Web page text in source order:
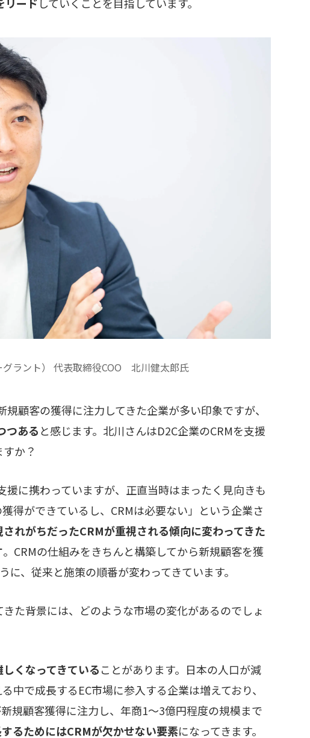
ラント） 代表取締役COO 北川健太郎氏
顧客の獲得に注力してきた企業が多い印象ですが、
つあると感じます。北川さんはD2C企業のCRMを支援
か？
援に携わっていますが、正直当時はまったく見向きも
得ができているし、CRMは必要ない」という企業さ
されがちだったCRMが重視される傾向に変わってきた
。CRMの仕組みをきちんと構築してから新規顧客を獲
、従来と施策の順番が変わってきています。
た背景には、どのような市場の変化があるのでしょ
くなってきていることがあります。日本の人口が減
中で成長するEC市場に参入する企業は増えており、
規顧客獲得に注力し、年商1～3億円程度の規模まで
るためにはCRMが欠かせない要素になってきます。